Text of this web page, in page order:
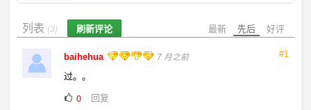
最新 先后 好评
列表 (3) 刷新评论
#1
baihehua 7 月之前
过。。
0
回复